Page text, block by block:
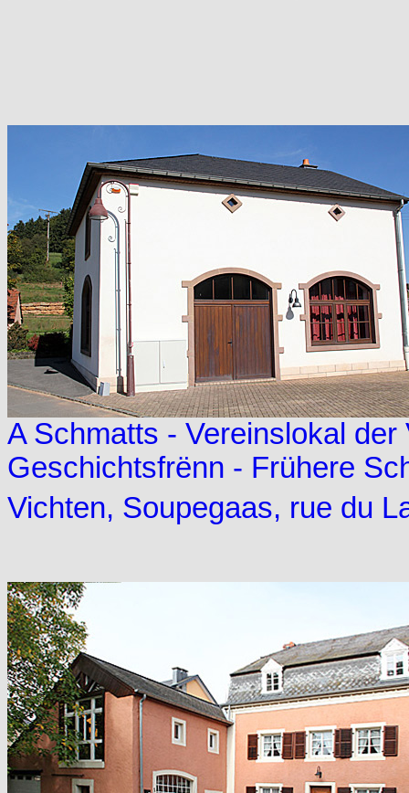
A Schmatts - Vereinslokal
Geschichtsfrënn - Frühere
Vichten, Soupegaas, rue du